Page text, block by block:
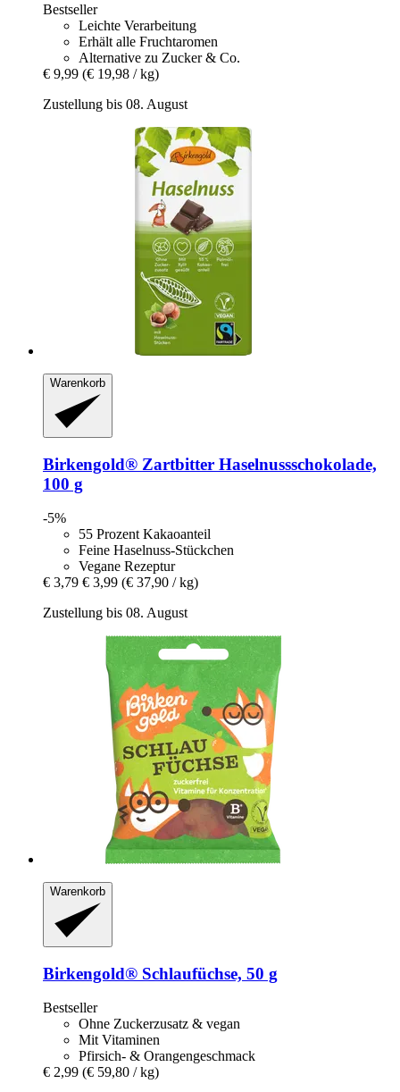
Bestseller
Leichte Verarbeitung
Erhält alle Fruchtaromen
Alternative zu Zucker & Co.
€ 9,99 (€ 19,98 / kg)
Zustellung bis 08. August
Warenkorb
Birkengold® Zartbitter Haselnussschokolade,
100 g
-5%
55 Prozent Kakaoanteil
Feine Haselnuss-Stückchen
Vegane Rezeptur
€ 3,79 € 3,99 (€ 37,90 / kg)
Zustellung bis 08. August
Warenkorb
Birkengold® Schlaufüchse, 50 g
Bestseller
Ohne Zuckerzusatz & vegan
Mit Vitaminen
Pfirsich- & Orangengeschmack
€ 2,99 (€ 59,80 / kg)